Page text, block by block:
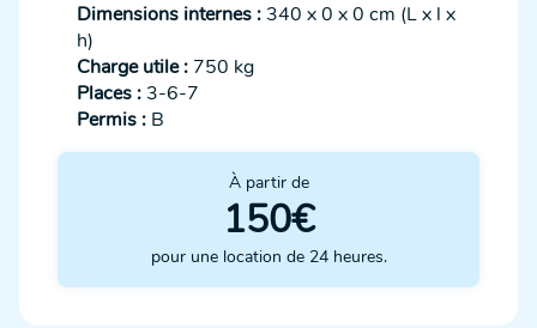
Dimensions internes : 340 x 0 x 0 cm (L x l x
h)
Charge utile : 750 kg
Places : 3-6-7
Permis : B
À partir de
150€
pour une location de 24 heures.